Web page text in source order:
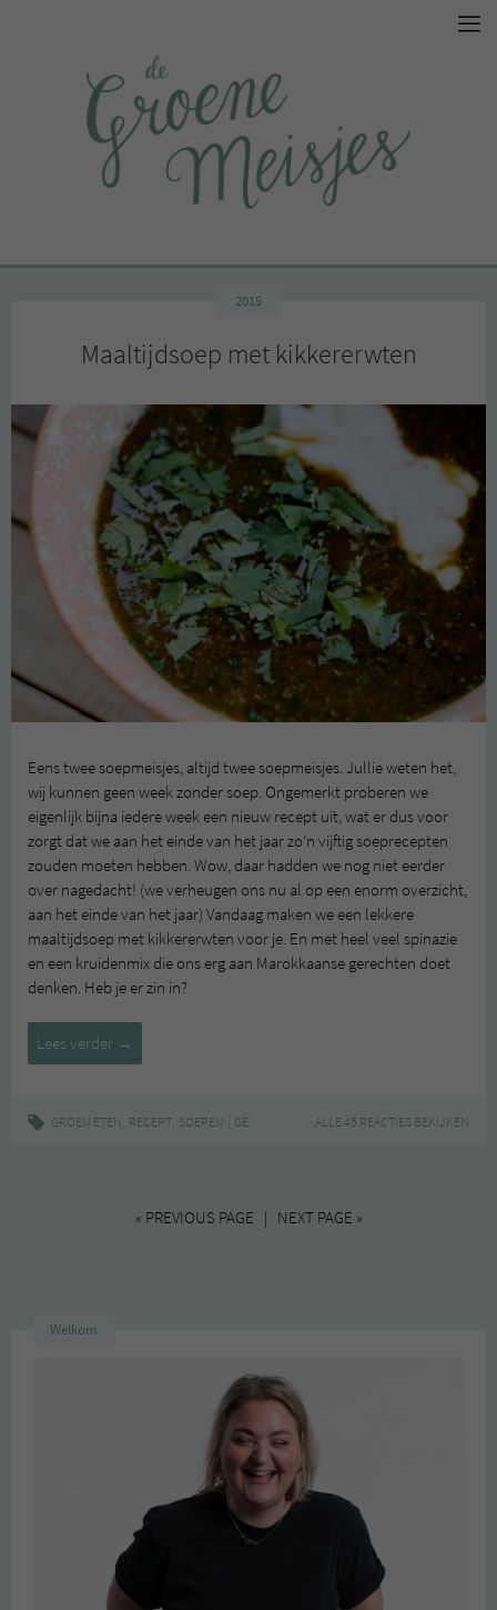
2015
Maaltijdsoep met kikkererwten
Eens twee soepmeisjes, altijd twee soepmeisjes. Jullie weten het,
wij kunnen geen week zonder soep. Ongemerkt proberen we
eigenlijk bijna iedere week een nieuw recept uit, wat er dus voor
zorgt dat we aan het einde van het jaar zo’n vijftig soeprecepten
zouden moeten hebben. Wow, daar hadden we nog niet eerder
over nagedacht! (we verheugen ons nu al op een enorm overzicht,
aan het einde van het jaar) Vandaag maken we een lekkere
maaltijdsoep met kikkererwten voor je. En met heel veel spinazie
en een kruidenmix die ons erg aan Marokkaanse gerechten doet
denken. Heb je er zin in?
Lees verder Maaltijdsoep
met
→
GROEN ETEN, RECEPT, SOEPEN GEZOND KIKKERERWTEN,MAALTIJDSOEP,
ALLE 45 REACTIES BEKIJKEN
« PREVIOUS PAGE | NEXT PAGE »
Welkom